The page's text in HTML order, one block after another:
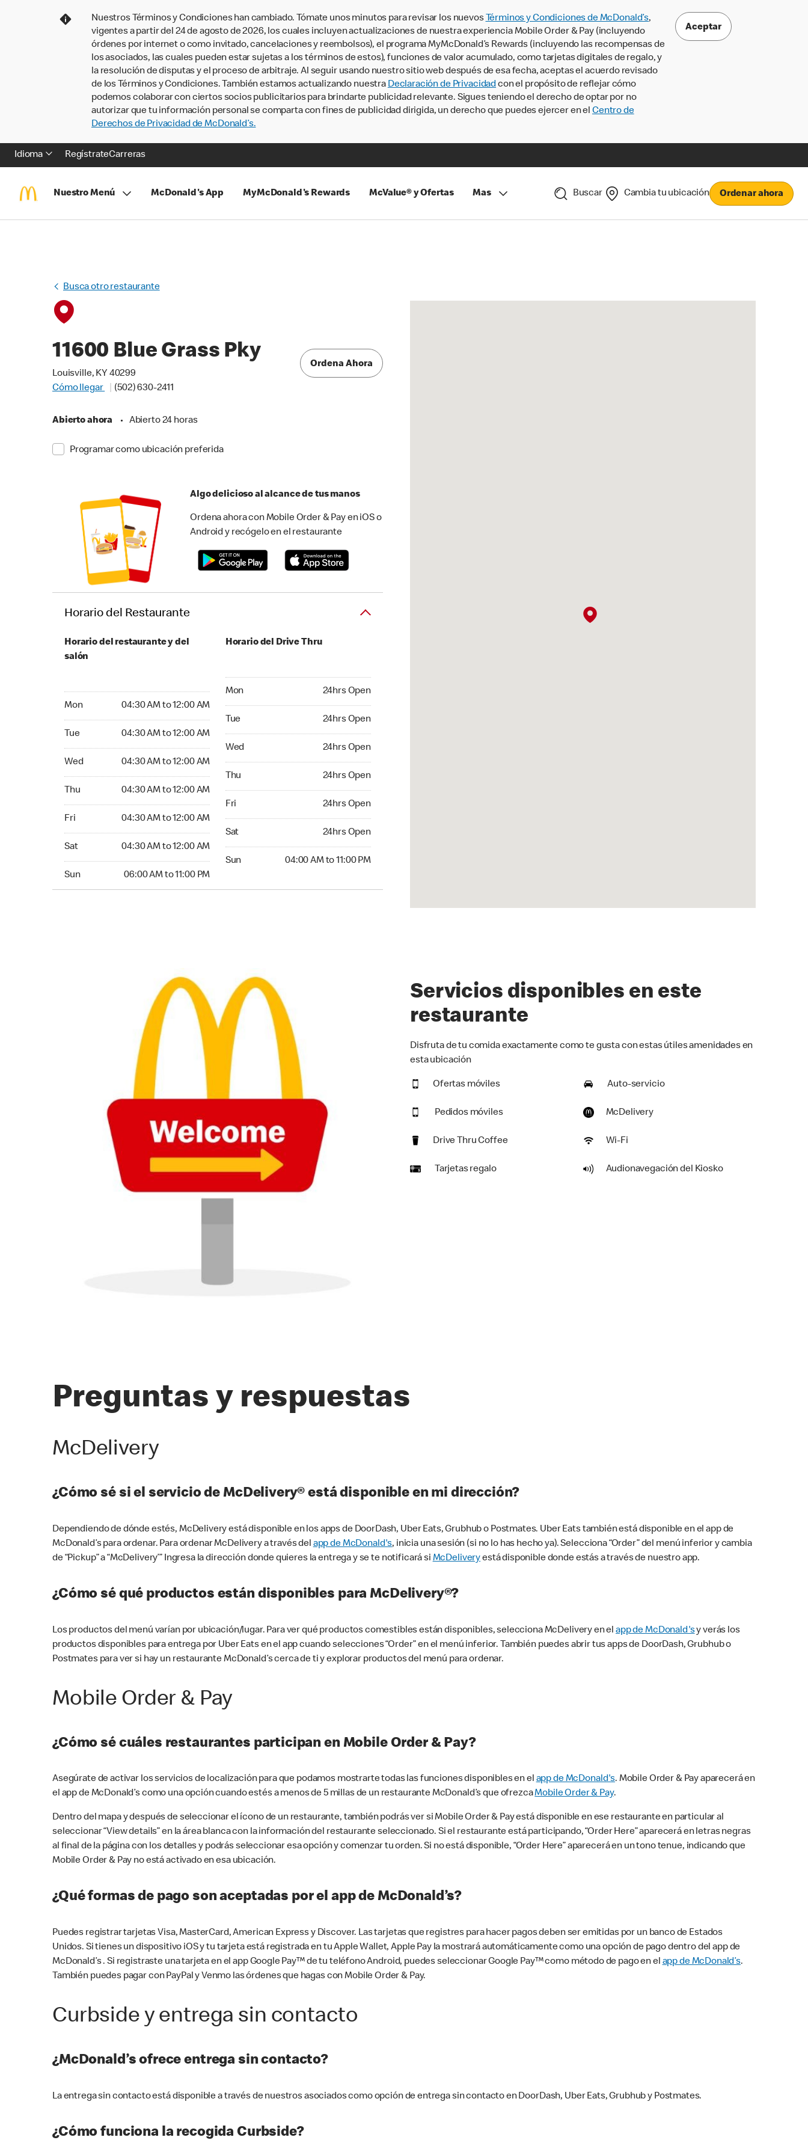
Nuestros Términos y Condiciones han cambiado. Tómate unos minutos para revisar los nuevos Términos y Condiciones de McDonald’s,
vigentes a partir del 24 de agosto de 2026, los cuales incluyen actualizaciones de nuestra experiencia Mobile Order & Pay (incluyendo
órdenes por internet o como invitado, cancelaciones y reembolsos), el programa MyMcDonald’s Rewards (incluyendo las recompensas de
los asociados, las cuales pueden estar sujetas a los términos de estos), funciones de valor acumulado, como tarjetas digitales de regalo, y
la resolución de disputas y el proceso de arbitraje. Al seguir usando nuestro sitio web después de esa fecha, aceptas el acuerdo revisado
de los Términos y Condiciones. También estamos actualizando nuestra Declaración de Privacidadcon el propósito de reflejar cómo
podemos colaborar con ciertos socios publicitarios para brindarte publicidad relevante. Sigues teniendo el derecho de optar por no
autorizar que tu información personal se comparta con fines de publicidad dirigida, un derecho que puedes ejercer en el Centro de
Derechos de Privacidad de McDonald’s.
Aceptar
Idioma RegístrateCarreras
Nuestro Menú McDonald's App MyMcDonald's Rewards McValue® y Ofertas Mas Buscar Cambia tu ubicación Ordenar ahora
Busca otro restaurante
11600 Blue Grass Pky
Louisville, KY 40299
Cómo llegar
(502) 630-2411
Abierto ahora • Abierto 24 horas
Programar como ubicación preferida
Ordena Ahora
Algo delicioso al alcance de tus manos
Ordena ahora con Mobile Order & Pay en iOS o
Android y recógelo en el restaurante
Horario del Restaurante
Horario del restaurante y del
salón
Mon 04:30 AM to 12:00 AM
Tue 04:30 AM to 12:00 AM
Wed 04:30 AM to 12:00 AM
Thu 04:30 AM to 12:00 AM
Fri 04:30 AM to 12:00 AM
Sat 04:30 AM to 12:00 AM
Sun 06:00 AM to 11:00 PM
Horario del Drive Thru
Mon 24hrs Open
Tue 24hrs Open
Wed 24hrs Open
Thu 24hrs Open
Fri 24hrs Open
Sat 24hrs Open
Sun 04:00 AM to 11:00 PM
Servicios disponibles en este
restaurante
Disfruta de tu comida exactamente como te gusta con estas útiles amenidades en
esta ubicación
Ofertas móviles Auto-servicio
Pedidos móviles McDelivery
Drive Thru Coffee Wi-Fi
Tarjetas regalo Audionavegación del Kiosko
Preguntas y respuestas
McDelivery
¿Cómo sé si el servicio de McDelivery® está disponible en mi dirección?
Dependiendo de dónde estés, McDelivery está disponible en los apps de DoorDash, Uber Eats, Grubhub o Postmates. Uber Eats también está disponible en el app de
McDonald’s para ordenar. Para ordenar McDelivery a través del app de McDonald's, inicia una sesión (si no lo has hecho ya). Selecciona “Order” del menú inferior y cambia
de “Pickup” a “McDelivery’” Ingresa la dirección donde quieres la entrega y se te notificará si McDeliveryestá disponible donde estás a través de nuestro app.
¿Cómo sé qué productos están disponibles para McDelivery®?
Los productos del menú varían por ubicación/lugar. Para ver qué productos comestibles están disponibles, selecciona McDelivery en elapp de McDonald'sy verás los
productos disponibles para entrega por Uber Eats en el app cuando selecciones “Order” en el menú inferior. También puedes abrir tus apps de DoorDash, Grubhub o
Postmates para ver si hay un restaurante McDonald’s cerca de ti y explorar productos del menú para ordenar.
Mobile Order & Pay
¿Cómo sé cuáles restaurantes participan en Mobile Order & Pay?
Asegúrate de activar los servicios de localización para que podamos mostrarte todas las funciones disponibles en elapp de McDonald's. Mobile Order & Pay aparecerá en
el app de McDonald’s como una opción cuando estés a menos de 5 millas de un restaurante McDonald’s que ofrezcaMobile Order & Pay.
Dentro del mapa y después de seleccionar el ícono de un restaurante, también podrás ver si Mobile Order & Pay está disponible en ese restaurante en particular al
seleccionar “View details” en la área blanca con la información del restaurante seleccionado. Si el restaurante está participando, “Order Here” aparecerá en letras negras
al final de la página con los detalles y podrás seleccionar esa opción y comenzar tu orden. Si no está disponible, “Order Here” aparecerá en un tono tenue, indicando que
Mobile Order & Pay no está activado en esa ubicación.
¿Qué formas de pago son aceptadas por el app de McDonald’s?
Puedes registrar tarjetas Visa, MasterCard, American Express y Discover. Las tarjetas que registres para hacer pagos deben ser emitidas por un banco de Estados
Unidos. Si tienes un dispositivo iOS y tu tarjeta está registrada en tu Apple Wallet, Apple Pay la mostrará automáticamente como una opción de pago dentro del app de
McDonald’s . Si registraste una tarjeta en el app Google Pay™ de tu teléfono Android, puedes seleccionar Google Pay™ como método de pago en elapp de McDonald’s.
También puedes pagar con PayPal y Venmo las órdenes que hagas con Mobile Order & Pay.
Curbside y entrega sin contacto
¿McDonald’s ofrece entrega sin contacto?
La entrega sin contacto está disponible a través de nuestros asociados como opción de entrega sin contacto en DoorDash, Uber Eats, Grubhub y Postmates.
¿Cómo funciona la recogida Curbside?